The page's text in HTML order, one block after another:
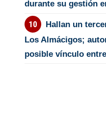
durante su gestión
Hallan un
Los Almácigos;
posible vínculo